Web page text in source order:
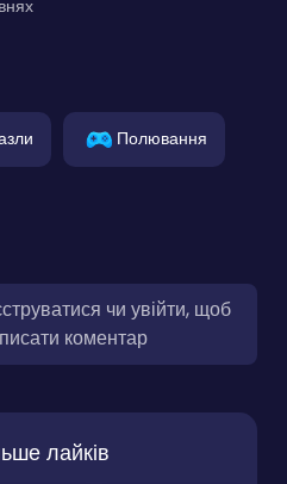
Полювання
чи увійти, щоб
коментар
лайків